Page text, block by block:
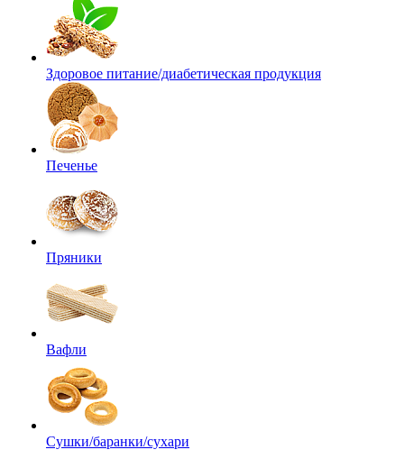
Здоровое питание/диабетическая продукция
Печенье
Пряники
Вафли
Сушки/баранки/сухари